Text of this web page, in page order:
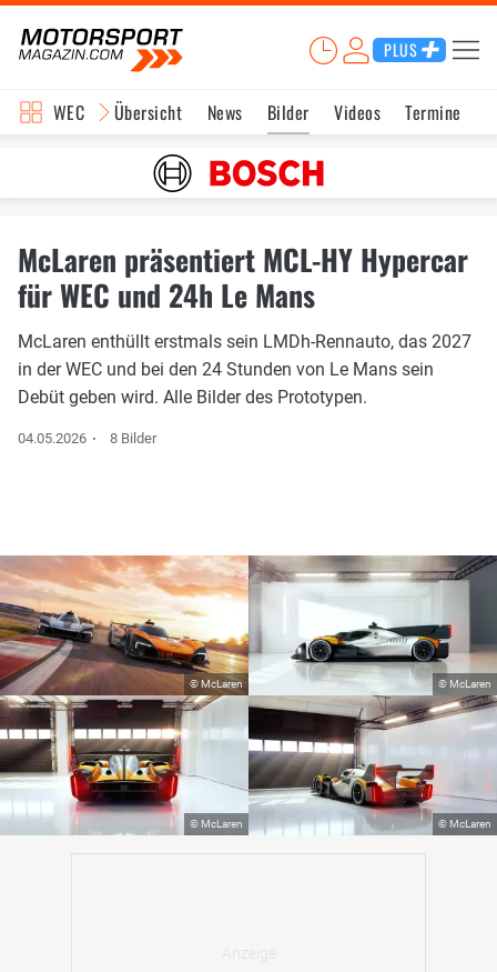
PLUS
WEC Übersicht News Bilder Videos Termine
McLaren präsentiert MCL-HY Hypercar
für WEC und 24h Le Mans
McLaren enthüllt erstmals sein LMDh-Rennauto, das 2027
in der WEC und bei den 24 Stunden von Le Mans sein
Debüt geben wird. Alle Bilder des Prototypen.
04.05.2026 8 Bilder